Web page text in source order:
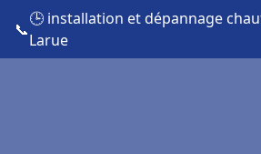
📞
🕒 installation et dépannage
Larue